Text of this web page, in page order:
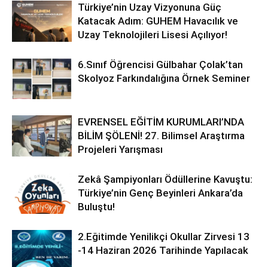
Türkiye’nin Uzay Vizyonuna Güç
Katacak Adım: GUHEM Havacılık ve
Uzay Teknolojileri Lisesi Açılıyor!
6.Sınıf Öğrencisi Gülbahar Çolak’tan
Skolyoz Farkındalığına Örnek Seminer
EVRENSEL EĞİTİM KURUMLARI’NDA
BİLİM ŞÖLENİ! 27. Bilimsel Araştırma
Projeleri Yarışması
Zekâ Şampiyonları Ödüllerine Kavuştu:
Türkiye’nin Genç Beyinleri Ankara’da
Buluştu!
2.Eğitimde Yenilikçi Okullar Zirvesi 13
-14 Haziran 2026 Tarihinde Yapılacak